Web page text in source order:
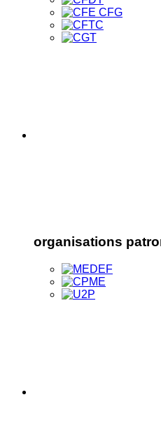
organisations